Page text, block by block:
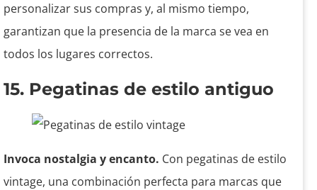
personalizar sus compras y, al mismo tiempo,
garantizan que la presencia de la marca se vea en
todos los lugares correctos.
15. Pegatinas de estilo antiguo
Invoca nostalgia y encanto. Con pegatinas de estilo
vintage, una combinación perfecta para marcas que